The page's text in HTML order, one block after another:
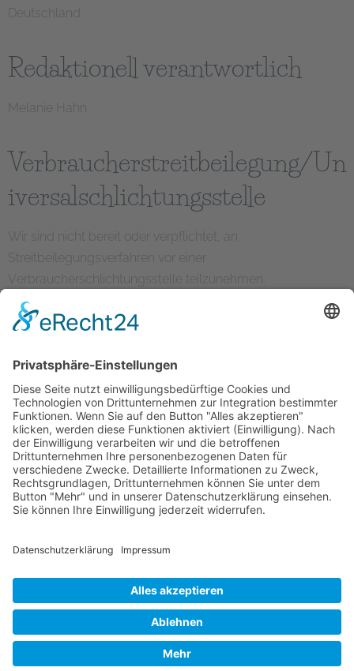
Deutschland
Redaktionell verantwortlich
Melanie Hahn
Verbraucherstreitbeilegung/Un
iversalschlichtungsstelle
Wir sind nicht bereit oder verpflichtet, an
Streitbeilegungsverfahren vor einer
Verbraucherschlichtungsstelle teilzunehmen.
LakeConcept GbR
Webdesign am Bodensee!
Herrengasse 15
88634 Herdwangen
info[at]lakeconcept.de
www.lakeconcept.de
© 2021 Wirbelscheune Privatpraxis für Osteopathie &
Physiotherapie und
Impressum|Datenschutz
Wir verwenden Cookies, um das einwandfreie Funktionieren
bestmögliche Nutzererfahrung zu bieten.
Nur notwendige akzeptieren